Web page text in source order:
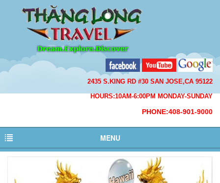
2435 S.KING RD #30 SAN JOSE,CA 95122
HOURS:10AM-6:00PM MONDAY-SUNDAY
PHONE:408-901-9000
MENU